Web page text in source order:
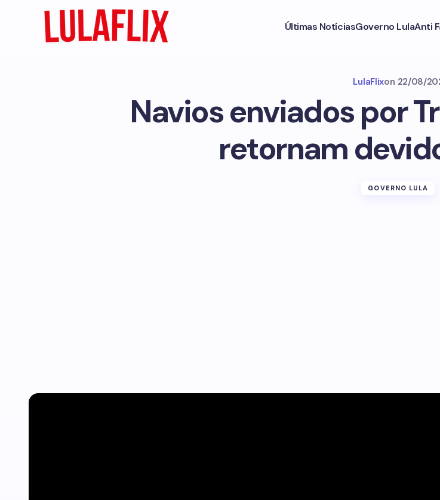
Últimas NotíciasGoverno LulaAnti
LulaFlixon 22/08/
Navios enviados por
retornam
GOVERNO LULA